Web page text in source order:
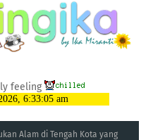
feeling
Alam di Tengah Kota yang